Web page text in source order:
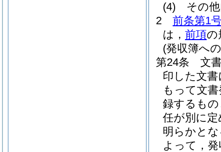
(4)
その
2
前条第1
は， 前項の
(発収簿へ
第24条
文
印した文
もって文
録するも
任が別に
明らかと
よって，